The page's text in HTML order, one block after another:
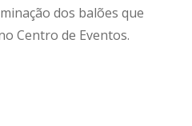
dos balões que
Centro de Eventos.